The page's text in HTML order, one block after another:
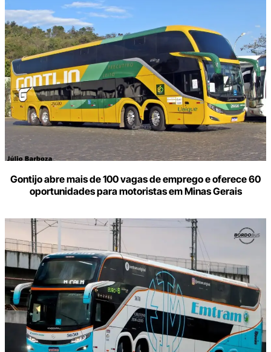
Gontijo abre mais de 100 vagas de emprego e oferece 60
oportunidades para motoristas em Minas Gerais